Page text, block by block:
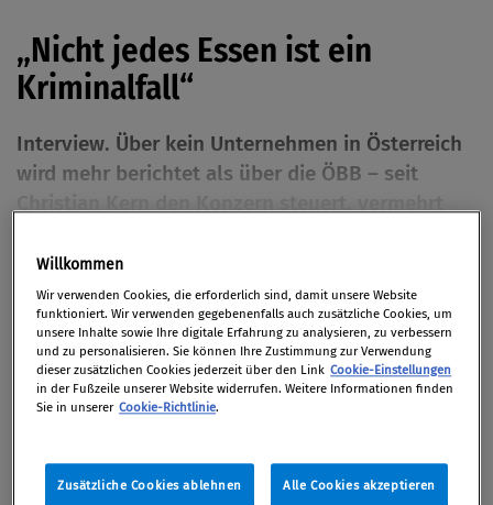
„Nicht jedes Essen ist ein
Kriminalfall“
Interview. Über kein Unternehmen in Österreich
wird mehr berichtet als über die ÖBB – seit
Vergangenheit hat Kern die
Korruptionsbekämpfung in dem
Staatsunternehmen neu etabliert. Im Interview
erklärt der erfolgreiche Manager unter anderem
sein Verständnis von Compliance, die jedenfalls
keine „Bürokratieübung“ sein dürfe.
VonMag. Klaus Putzer
03. Juni 2014 / Erschienen in Compliance Praxis
Premium
Willkommen
Wir verwenden Cookies, die erforderlich sind, damit unsere Website
funktioniert. Wir verwenden gegebenenfalls auch zusätzliche Cookies, um
unsere Inhalte sowie Ihre digitale Erfahrung zu analysieren, zu verbessern
und zu personalisieren. Sie können Ihre Zustimmung zur Verwendung
dieser zusätzlichen Cookies jederzeit über den Link Cookie-Einstellungen
in der Fußzeile unserer Website widerrufen. Weitere Informationen finden
Sie in unserer Cookie-Richtlinie.
Zusätzliche Cookies ablehnen Alle Cookies akzeptieren